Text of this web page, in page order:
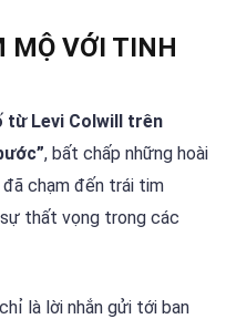
MỘ VỚI TINH
từ Levi Colwill trên
, bất chấp những hoài
đã chạm đến trái tim
thất vọng trong các
là lời nhắn gửi tới ban